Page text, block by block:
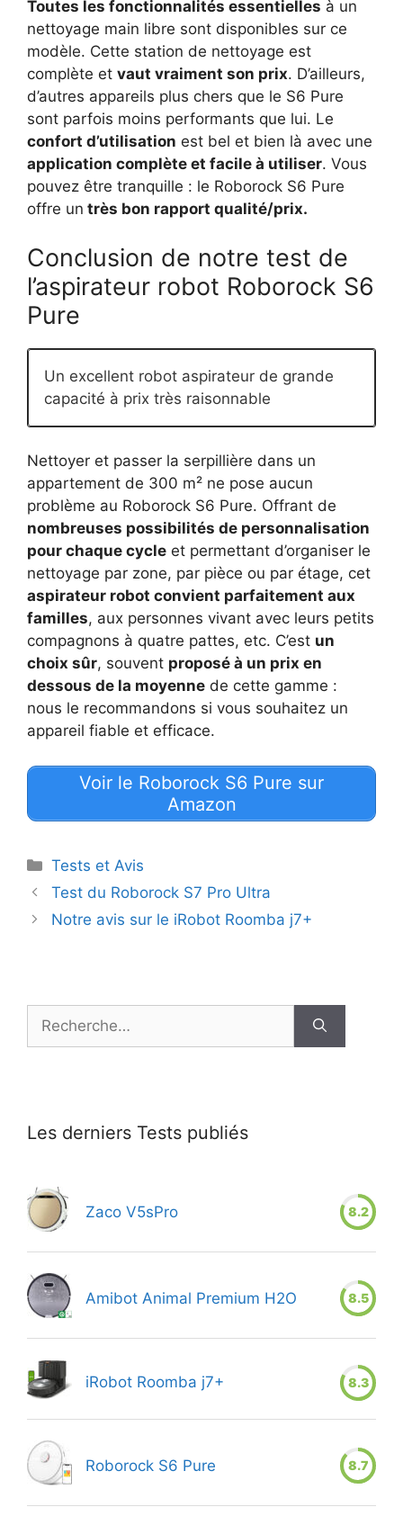
Toutes les fonctionnalités essentielles à un
nettoyage main libre sont disponibles sur ce
modèle. Cette station de nettoyage est
complète et vaut vraiment son prix. D’ailleurs,
d’autres appareils plus chers que le S6 Pure
sont parfois moins performants que lui. Le
confort d’utilisation est bel et bien là avec une
application complète et facile à utiliser. Vous
pouvez être tranquille : le Roborock S6 Pure
offre un très bon rapport qualité/prix.
Conclusion de notre test de
l’aspirateur robot Roborock S6
Pure
Un excellent robot aspirateur de grande
capacité à prix très raisonnable
Nettoyer et passer la serpillière dans un
appartement de 300 m² ne pose aucun
problème au Roborock S6 Pure. Offrant de
nombreuses possibilités de personnalisation
pour chaque cycle et permettant d’organiser le
nettoyage par zone, par pièce ou par étage, cet
aspirateur robot convient parfaitement aux
familles, aux personnes vivant avec leurs petits
compagnons à quatre pattes, etc. C’est un
choix sûr, souvent proposé à un prix en
dessous de la moyenne de cette gamme :
nous le recommandons si vous souhaitez un
appareil fiable et efficace.
Voir le Roborock S6 Pure sur
Amazon
Catégories
Tests et Avis
Navigation
des
Test du Roborock S7 Pro Ultra
Notre avis sur le iRobot Roomba j7+
Les derniers Tests publiés
Zaco V5sPro 8.2
Amibot Animal Premium H2O 8.5
iRobot Roomba j7+ 8.3
Roborock S6 Pure 8.7